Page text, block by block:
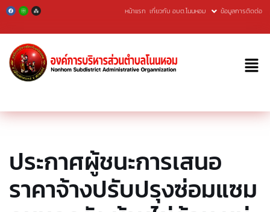
Skip
to
content
หน้าแรก เกี่ยวกับ อบต.โนนหอม ข้อมูลการติดต่อ
ประกาศผู้ชนะการเสนอ
ราคาจ้างปรับปรุงซ่อมแซม